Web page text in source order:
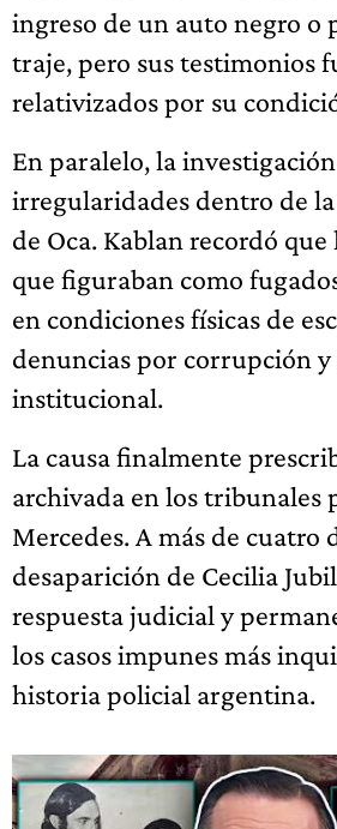
ingreso de un auto negro o
traje, pero sus testimonios
relativizados por su
En paralelo, la
irregularidades dentro de
de Oca. Kablan recordó
que figuraban como
en condiciones físicas de
denuncias por corrupción y
institucional.
La causa finalmente
archivada en los tribunales
Mercedes. A más de cuatro
desaparición de Cecilia
respuesta judicial y
los casos impunes más
historia policial argentina.